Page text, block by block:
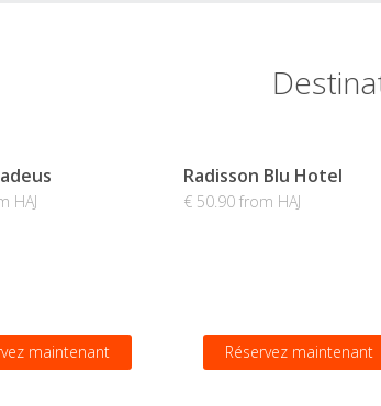
HAJ
maintenant
Radisson Blu Hotel
€ 50.90 from HAJ
Réservez maintenant